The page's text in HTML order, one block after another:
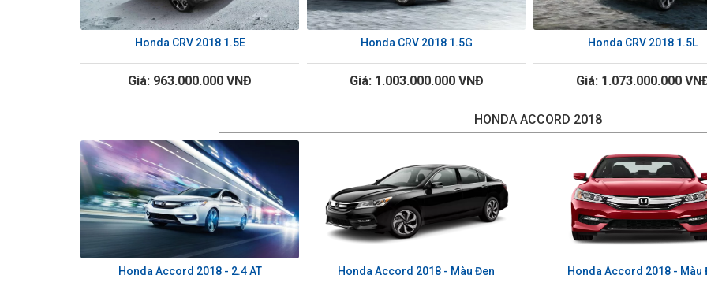
Honda CRV 2018 1.5E
Giá: 963.000.000 VNĐ
Honda CRV 2018 1.5G
Giá: 1.003.000.000 VNĐ
Honda CRV 2018 1.5L
Giá: 1.073.000.000
HONDA ACCORD 2018
Honda Accord 2018 - 2.4 AT Honda Accord 2018 - Màu Đen Honda Accord 2018 - Màu